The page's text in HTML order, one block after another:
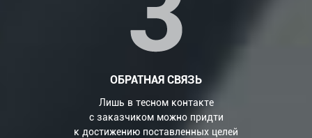
ОБРАТНАЯ СВЯЗЬ
Лишь в тесном контакте
с заказчиком можно придти
к достижению поставленных целей